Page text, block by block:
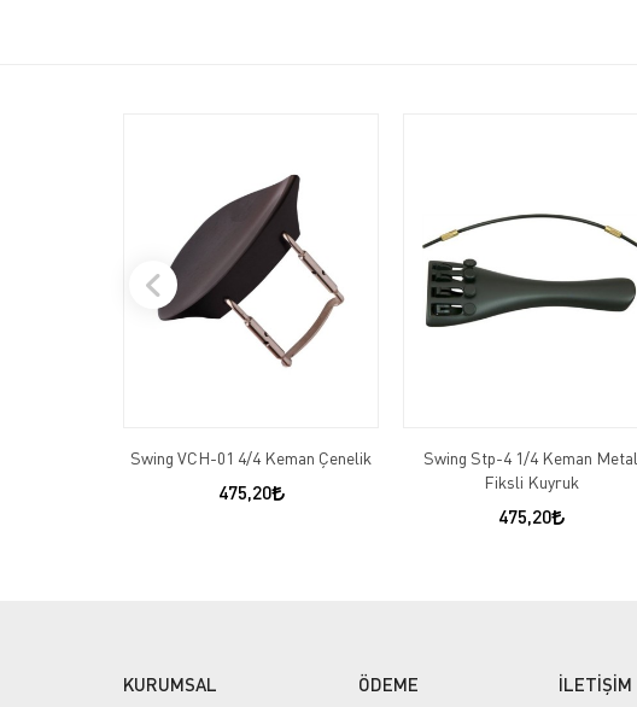
Swing VCH-01 4/4 Keman Çenelik
475,20
Swing Stp-4 1/4 Keman Metal
Fiksli Kuyruk
475,20
KURUMSAL ÖDEME İLETİŞİM